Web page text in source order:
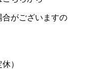
がございますの
）